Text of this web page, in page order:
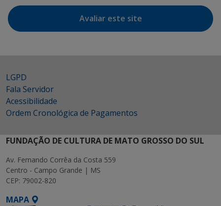
Avaliar este site
LGPD
Fala Servidor
Acessibilidade
Ordem Cronológica de Pagamentos
FUNDAÇÃO DE CULTURA DE MATO GROSSO DO SUL
Av. Fernando Corrêa da Costa 559
Centro - Campo Grande | MS
CEP: 79002-820
MAPA